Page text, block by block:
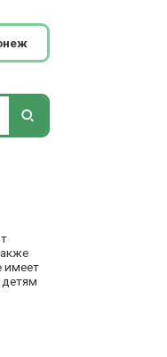
имеет
детям